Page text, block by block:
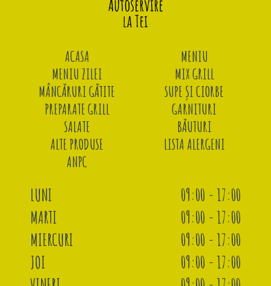
ACASA
MENIU
MENIU ZILEI
MIX GRILL
MÂNCĂRURI GĂTITE
SUPE ȘI CIORBE
PREPARATE GRILL
GARNITURI
SALATE
BĂUTURI
ALTE PRODUSE
LISTA ALERGENI
ANPC
LUNI
09:00 - 17:00
MARTI
09:00 - 17:00
MIERCURI
09:00 - 17:00
JOI
09:00 - 17:00